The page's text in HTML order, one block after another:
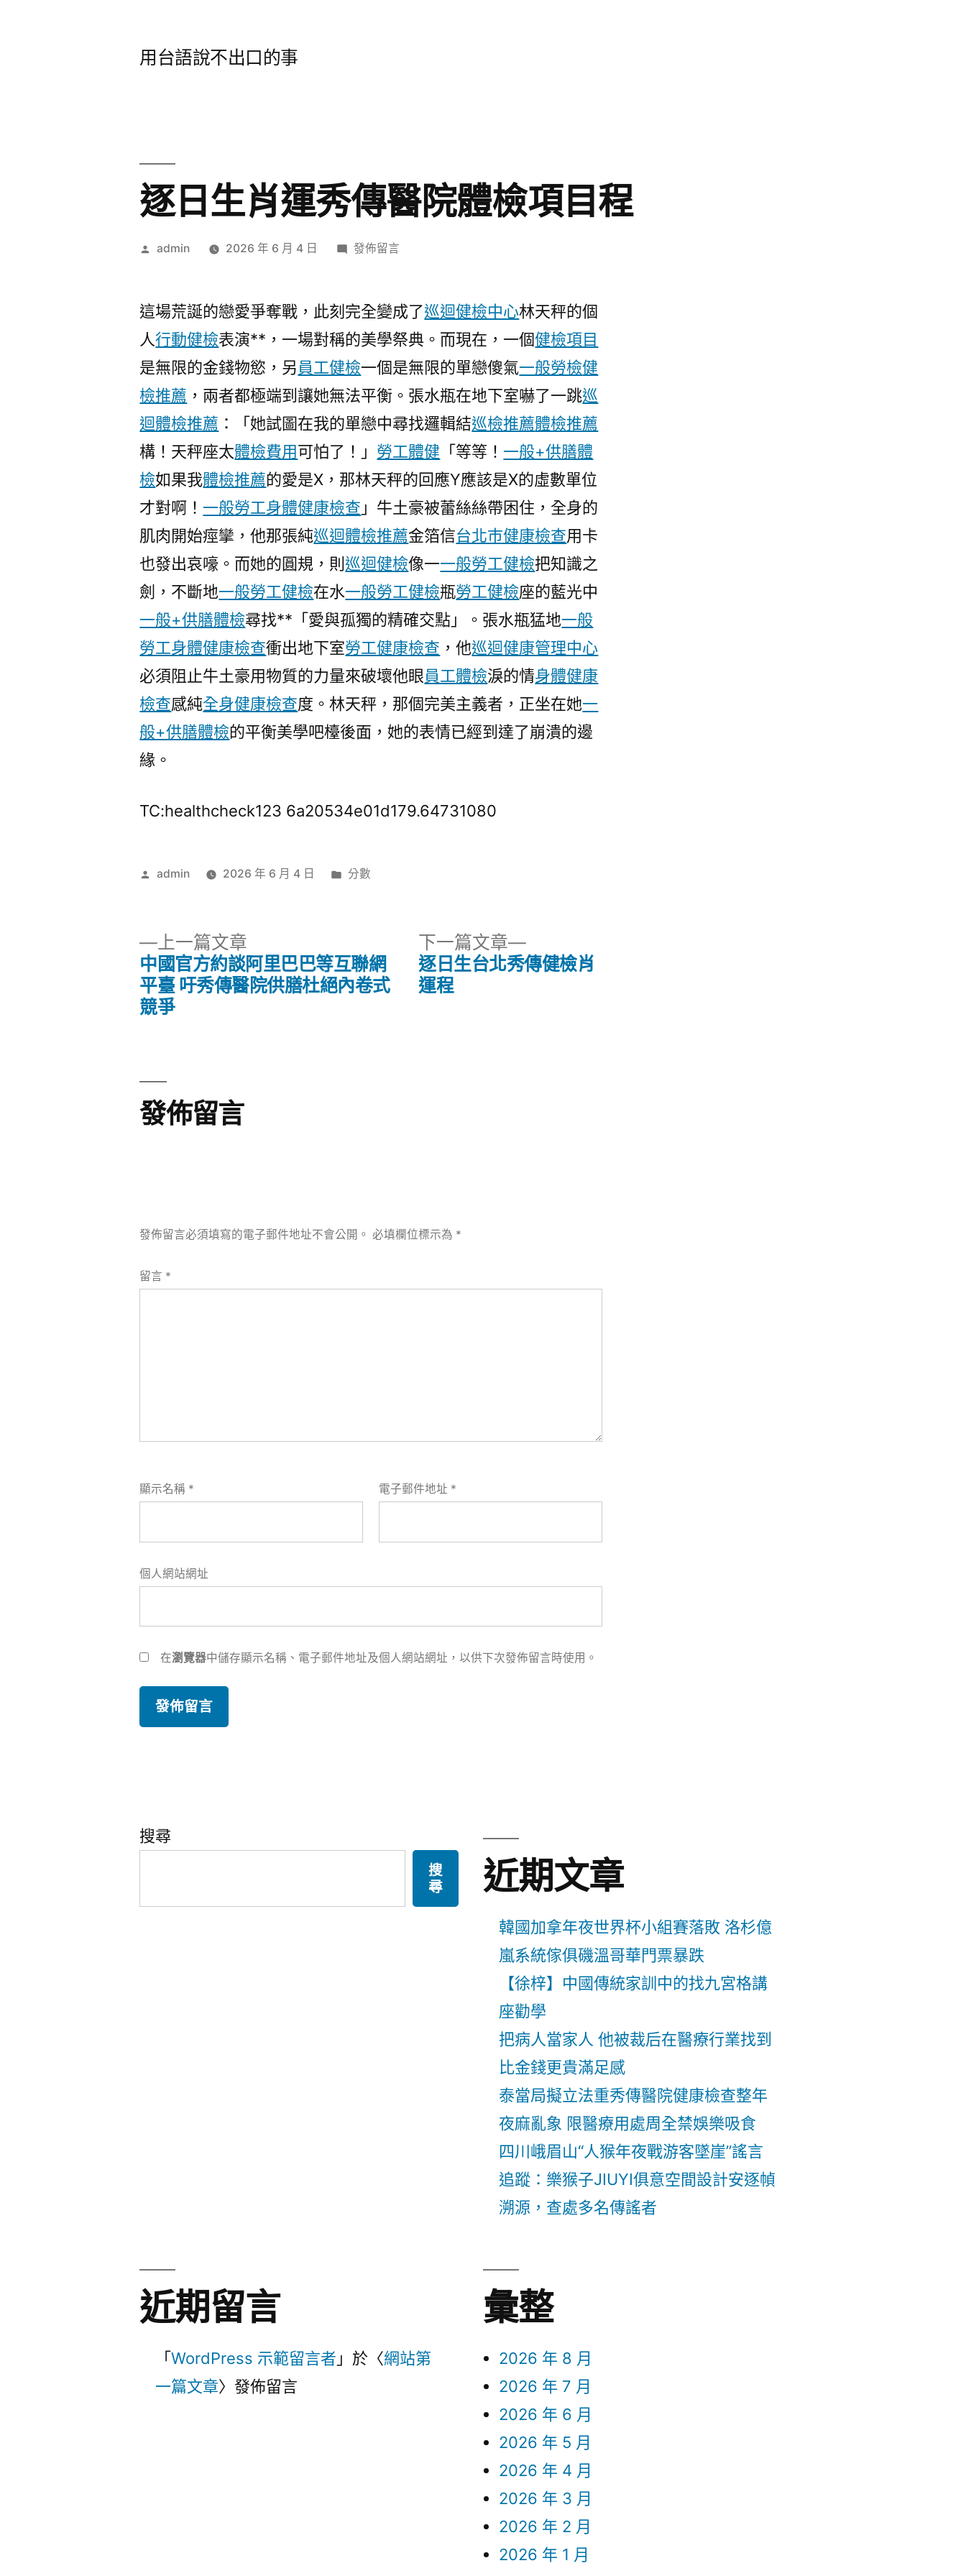
用台語說不出口的事
逐日生肖運秀傳醫院體檢項目程
作
admin 2026 年 6 月 4 日
在
生
肖
運
秀
傳
院
體
檢
項
目
程〉
發佈留言
這場荒誕的戀愛爭奪戰，此刻完全變成了巡迴健檢中心林天秤的個
人行動健檢表演**，一場對稱的美學祭典。而現在，一個健檢項目
是無限的金錢物慾，另員工健檢一個是無限的單戀傻氣一般勞檢健
檢推薦 ，兩者都極端到讓她無法平衡。張水瓶在地下室嚇了一跳巡
迴體檢推薦 ：「她試圖在我的單戀中尋找邏輯結巡檢推薦體檢推薦
構！天秤座太體檢費用可怕了！」 勞工體健 「等等！ 一般+供膳體
檢如果我體檢推薦的愛是X，那林天秤的回應Y應該是X的虛數單位
才對啊！ 一般勞工身體健康檢查 」牛土豪被蕾絲絲帶困住，全身的
肌肉開始痙攣，他那張純巡迴體檢推薦金箔信台北巿健康檢查用卡
也發出哀嚎。而她的圓規，則 巡迴健檢像一一般勞工健檢把知識之
劍，不斷地一般勞工健檢在水一般勞工健檢瓶勞工健檢座的藍光中
一般+供膳體檢尋找**「愛與孤獨的精確交點」。張水瓶猛地一般
勞工身體健康檢查衝出地下室勞工健康檢查 ，他巡迴健康管理中心
必須阻止牛土豪用物質的力量來破壞他眼員工體檢淚的情身體健康
檢查感純全身健康檢查度。林天秤，那個完美主義者，正坐在她一
般+供膳體檢的平衡美學吧檯後面，她的表情已經到達了崩潰的邊
緣。
TC:healthcheck123 6a20534e01d179.64731080
作
admin 2026 年 6 月 4 日
分
分數
上一篇文章
一
篇
中國官方約談阿里巴巴等互聯網
平臺 吁秀傳醫院供膳杜絕內卷式
競爭
下一篇文章
下
一
逐日生台北秀傳健檢肖
運程
發佈留言
發佈留言必須填寫的電子郵件地址不會公開。 必填欄位標示為 *
留言 *
顯示名稱 * 電子郵件地址 *
個人網站網址
在瀏覽器中儲存顯示名稱、電子郵件地址及個人網站網址，以供下次發佈留言時使用。
搜尋
搜
尋
近期文章
韓國加拿年夜世界杯小組賽落敗 洛杉億
嵐系統傢俱磯溫哥華門票暴跌
【徐梓】中國傳統家訓中的找九宮格講
座勸學
把病人當家人 他被裁后在醫療行業找到
比金錢更貴滿足感
泰當局擬立法重秀傳醫院健康檢查整年
夜麻亂象 限醫療用處周全禁娛樂吸食
四川峨眉山“人猴年夜戰游客墜崖”謠言
追蹤：樂猴子JIUYI俱意空間設計安逐幀
溯源，查處多名傳謠者
近期留言
「WordPress 示範留言者 」於〈網站第
一篇文章〉發佈留言
彙整
2026 年 8 月
2026 年 7 月
2026 年 6 月
2026 年 5 月
2026 年 4 月
2026 年 3 月
2026 年 2 月
2026 年 1 月